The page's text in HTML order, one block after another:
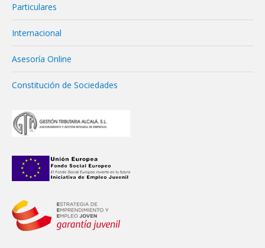
Particulares
Internacional
Asesoría Online
Constitución de Sociedades